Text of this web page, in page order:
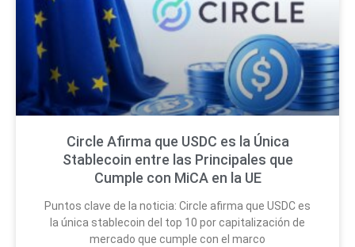
Circle Afirma que USDC es la Única
Stablecoin entre las Principales que
Cumple con MiCA en la UE
Puntos clave de la noticia: Circle afirma que USDC es
la única stablecoin del top 10 por capitalización de
mercado que cumple con el marco